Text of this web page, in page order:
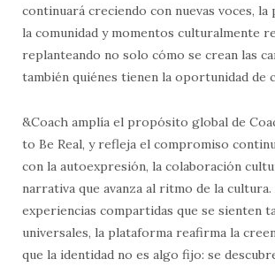
continuará creciendo con nuevas voces,
la comunidad y momentos culturalmente
replanteando no solo cómo se crean las
también quiénes tienen la oportunidad de
&Coach amplía el propósito global de
to Be Real, y refleja el compromiso
con la autoexpresión, la colaboración
narrativa que avanza al ritmo de la cultura.
experiencias compartidas que se sienten
universales, la plataforma reafirma la
que la identidad no es algo fijo: se